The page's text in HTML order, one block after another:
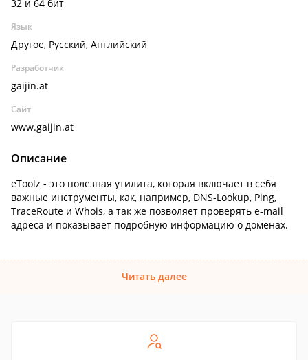
32 и 64 бит
Язык
Другое, Русский, Английский
Разработчик
gaijin.at
Сайт
www.gaijin.at
Описание
eToolz - это полезная утилита, которая включает в себя
важные инструменты, как, например, DNS-Lookup, Ping,
TraceRoute и Whois, а так же позволяет проверять e-mail
адреса и показывает подробную информацию о доменах.
Читать далее